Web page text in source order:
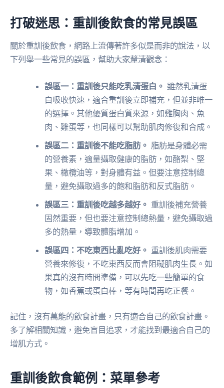
打破迷思：重訓後飲食的常見誤區
關於重訓後飲食，網路上流傳著許多似是而非的說法，以
下列舉一些常見的誤區，幫助大家釐清觀念：
誤區一：重訓後只能吃乳清蛋白。 雖然乳清蛋
白吸收快速，適合重訓後立即補充，但並非唯一
的選擇。其他優質蛋白質來源，如雞胸肉、魚
肉、雞蛋等，也同樣可以幫助肌肉修復和合成。
誤區二：重訓後不能吃脂肪。 脂肪是身體必需
的營養素，適量攝取健康的脂肪，如酪梨、堅
果、橄欖油等，對身體有益。但要注意控制總
量，避免攝取過多的飽和脂肪和反式脂肪。
誤區三：重訓後吃越多越好。 重訓後補充營養
固然重要，但也要注意控制總熱量，避免攝取過
多的熱量，導致體脂增加。
誤區四：不吃東西比亂吃好。 重訓後肌肉需要
營養來修復，不吃東西反而會阻礙肌肉生長。如
果真的沒有時間準備，可以先吃一些簡單的食
物，如香蕉或蛋白棒，等有時間再吃正餐。
記住，沒有萬能的飲食計畫，只有適合自己的飲食計畫。
多了解相關知識，避免盲目追求，才能找到最適合自己的
增肌方式。
重訓後飲食範例：菜單參考